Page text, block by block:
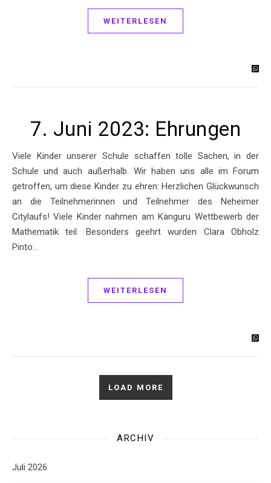
WEITERLESEN
7. Juni 2023: Ehrungen
Viele Kinder unserer Schule schaffen tolle Sachen, in der
Schule und auch außerhalb. Wir haben uns alle im Forum
getroffen, um diese Kinder zu ehren: Herzlichen Glückwunsch
an die Teilnehmerinnen und Teilnehmer des Neheimer
Citylaufs! Viele Kinder nahmen am Känguru Wettbewerb der
Mathematik teil. Besonders geehrt wurden Clara Obholz
Pinto…
WEITERLESEN
LOAD MORE
ARCHIV
Juli 2026